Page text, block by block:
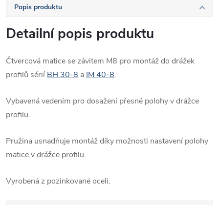
Popis produktu
Detailní popis produktu
Čtvercová matice se závitem M8 pro montáž do drážek
profilů sériíBH 30-8 aIM 40-8.
Vybavená vedením pro dosažení přesné polohy v drážce
profilu.
Pružina usnadňuje montáž díky možnosti nastavení polohy
matice v drážce profilu.
Vyrobená z pozinkované oceli.